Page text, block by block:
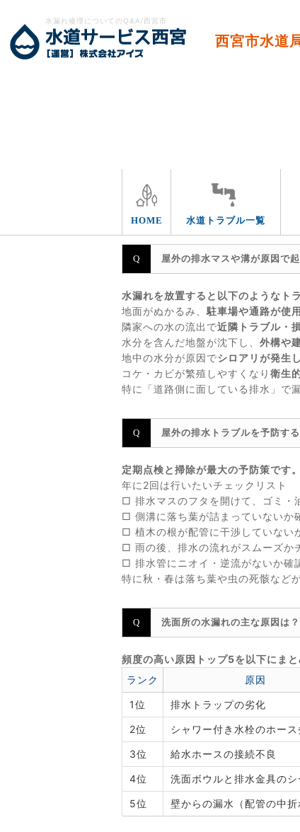
水漏れ修理についてのQ&A/西宮市
西宮市水道
HOME 水道トラブル一覧
屋外の排水マスや溝が原因で
水漏れを放置すると以下のようなト
地面がぬかるみ、 駐車場や通路が使
隣家への水の流出で近隣トラブル・
水分を含んだ地盤が沈下し、 外構や
地中の水分が原因でシロアリが発生
コケ・カビが繁殖しやすくなり 衛生
特に「道路側に面している排水」で
屋外の排水トラブルを予防す
定期点検と掃除が最大の予防策です。
年に2回は行いたいチェックリスト
□ 排水マスのフタを開けて、ゴミ・
□ 側溝に落ち葉が詰まっていないか
□ 植木の根が配管に干渉していない
□ 雨の後、排水の流れがスムーズか
□ 排水管にニオイ・逆流がないか確
特に秋・春は落ち葉や虫の死骸など
洗面所の水漏れの主な原因は
頻度の高い原因トップ5を以下にまと
ランク
原因
1位 排水トラップの劣化
2位 シャワー付き水栓のホース
3位 給水ホースの接続不良
4位 洗面ボウルと排水金具のシ
5位 壁からの漏水（配管の中折